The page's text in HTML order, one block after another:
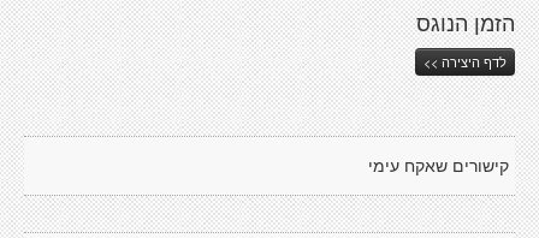
הזמן הנוגס
לדף היצירה >>
קישורים שאקח עימי